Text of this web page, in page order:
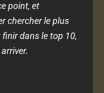
point, et
chercher le plus
dans le top 10,